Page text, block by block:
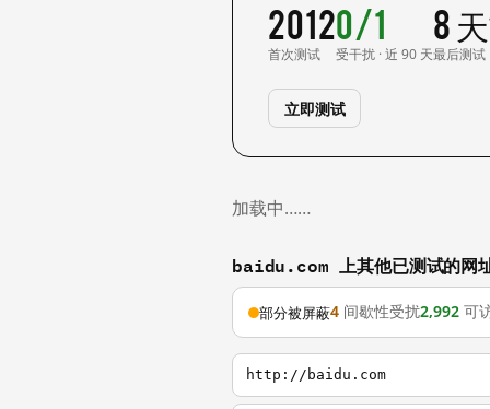
2012
首次测试
0/1
受干扰 · 近 90 天
8
最后测试
立即测试
加载中……
baidu.com 上其他已测试的网
部分被屏蔽4 间歇性受扰2,992 可
http://baidu.com